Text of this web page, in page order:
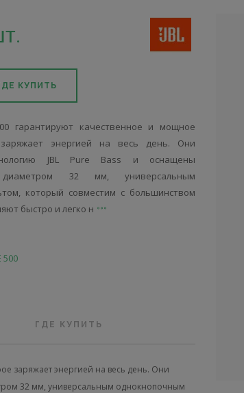
КУПИТЬ
гарантируют качественное и мощное
энергией на весь день. Они
JBL Pure Bass и оснащены
32 мм, универсальным
который совместим с большинством
быстро и легко н
500
ГДЕ КУПИТЬ
заряжает энергией на весь день. Они
32 мм, универсальным однокнопочным